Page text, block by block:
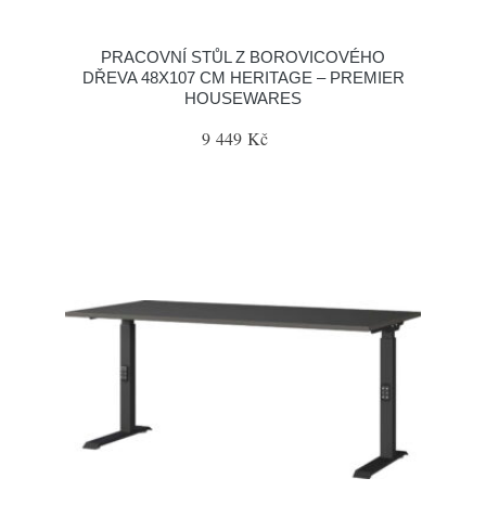
PRACOVNÍ STŮL Z BOROVICOVÉHO
DŘEVA 48X107 CM HERITAGE – PREMIER
HOUSEWARES
9 449 Kč